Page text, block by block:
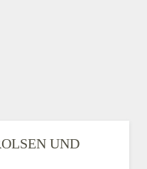
UND